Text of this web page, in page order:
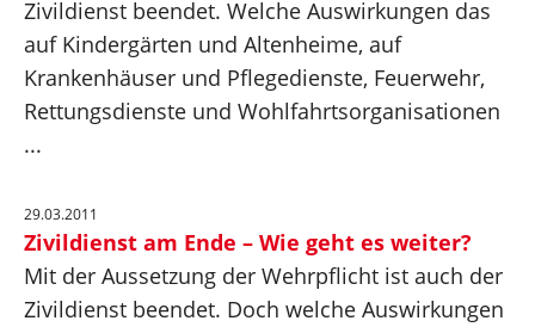
Zivildienst beendet. Welche Auswirkungen das
auf Kindergärten und Altenheime, auf
Krankenhäuser und Pflegedienste, Feuerwehr,
Rettungsdienste und Wohlfahrtsorganisationen
...
29.03.2011
Zivildienst am Ende – Wie geht es weiter?
Mit der Aussetzung der Wehrpflicht ist auch der
Zivildienst beendet. Doch welche Auswirkungen